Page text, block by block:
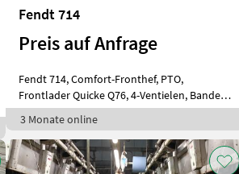
Fendt 714
Preis auf Anfrage
Fendt 714, Comfort-Fronthef, PTO,
Frontlader Quicke Q76, 4-Ventielen, Banden
voo
3 Monate online